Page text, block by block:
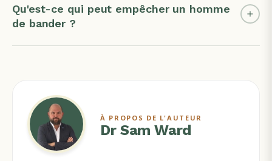
Qu'est-ce qui peut empêcher un homme
de bander ?
À PROPOS DE L'AUTEUR
Dr Sam Ward